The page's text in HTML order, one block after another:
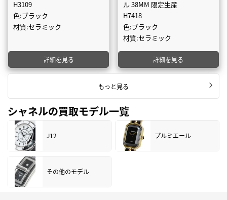
H3109
色:ブラック
材質:セラミック
詳細を見る
ル 38MM 限定生産
H7418
色:ブラック
材質:セラミック
詳細を見る
もっと見る
シャネルの買取モデル一覧
J12 プルミエール
その他のモデル